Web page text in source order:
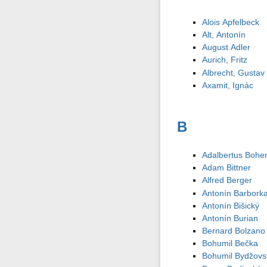
Alois Apfelbeck
Alt, Antonín
August Adler
Aurich, Fritz
Albrecht, Gustav
Axamit, Ignác
B
Adalbertus
Adam Bittner
Alfred Berger
Antonín
Antonín Bišický
Antonín Burian
Bernard Bolzano
Bohumil Bečka
Bohumil